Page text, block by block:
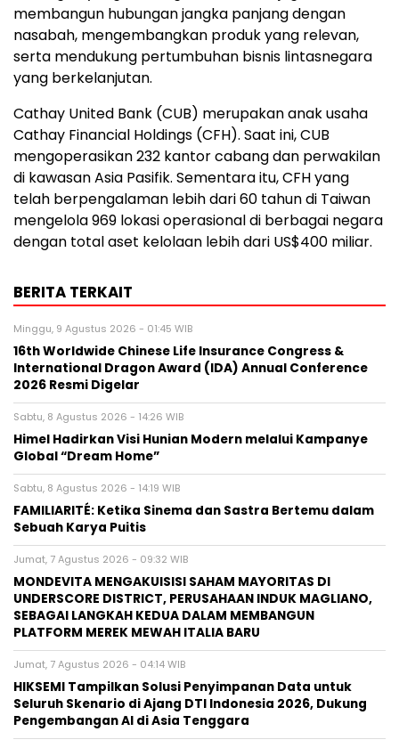
membangun hubungan jangka panjang dengan
nasabah, mengembangkan produk yang relevan,
serta mendukung pertumbuhan bisnis lintasnegara
yang berkelanjutan.
Cathay United Bank (CUB) merupakan anak usaha
Cathay Financial Holdings (CFH). Saat ini, CUB
mengoperasikan 232 kantor cabang dan perwakilan
di kawasan Asia Pasifik. Sementara itu, CFH yang
telah berpengalaman lebih dari 60 tahun di Taiwan
mengelola 969 lokasi operasional di berbagai negara
dengan total aset kelolaan lebih dari US$400 miliar.
BERITA TERKAIT
Minggu, 9 Agustus 2026 - 01:45 WIB
16th Worldwide Chinese Life Insurance Congress &
International Dragon Award (IDA) Annual Conference
2026 Resmi Digelar
Sabtu, 8 Agustus 2026 - 14:26 WIB
Himel Hadirkan Visi Hunian Modern melalui Kampanye
Global “Dream Home”
Sabtu, 8 Agustus 2026 - 14:19 WIB
FAMILIARITÉ: Ketika Sinema dan Sastra Bertemu dalam
Sebuah Karya Puitis
Jumat, 7 Agustus 2026 - 09:32 WIB
MONDEVITA MENGAKUISISI SAHAM MAYORITAS DI
UNDERSCORE DISTRICT, PERUSAHAAN INDUK MAGLIANO,
SEBAGAI LANGKAH KEDUA DALAM MEMBANGUN
PLATFORM MEREK MEWAH ITALIA BARU
Jumat, 7 Agustus 2026 - 04:14 WIB
HIKSEMI Tampilkan Solusi Penyimpanan Data untuk
Seluruh Skenario di Ajang DTI Indonesia 2026, Dukung
Pengembangan AI di Asia Tenggara